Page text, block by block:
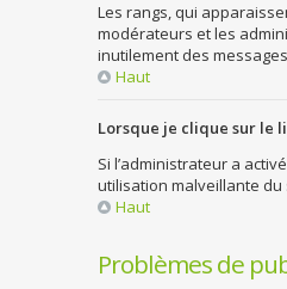
Les rangs, qui
modérateurs et les
inutilement des
Haut
Lorsque je clique sur le
Si l’administrateur a
utilisation malveillante
Haut
Problèmes de